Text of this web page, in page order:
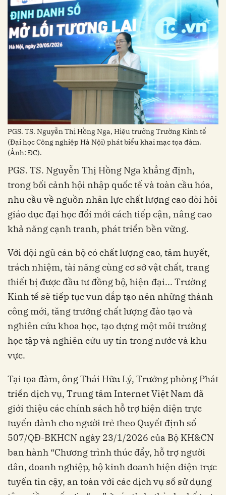
PGS. TS. Nguyễn Thị Hồng Nga, Hiệu trưởng Trường Kinh tế
(Đại học Công nghiệp Hà Nội) phát biểu khai mạc tọa đàm.
(Ảnh: ĐC).
PGS. TS. Nguyễn Thị Hồng Nga khẳng định,
trong bối cảnh hội nhập quốc tế và toàn cầu hóa,
nhu cầu về nguồn nhân lực chất lượng cao đòi hỏi
giáo dục đại học đổi mới cách tiếp cận, nâng cao
khả năng cạnh tranh, phát triển bền vững.
Với đội ngũ cán bộ có chất lượng cao, tâm huyết,
trách nhiệm, tài năng cùng cơ sở vật chất, trang
thiết bị được đầu tư đồng bộ, hiện đại... Trường
Kinh tế sẽ tiếp tục vun đắp tạo nên những thành
công mới, tăng trưởng chất lượng đào tạo và
nghiên cứu khoa học, tạo dựng một môi trường
học tập và nghiên cứu uy tín trong nước và khu
vực.
Tại tọa đàm, ông Thái Hữu Lý, Trưởng phòng Phát
triển dịch vụ, Trung tâm Internet Việt Nam đã
giới thiệu các chính sách hỗ trợ hiện diện trực
tuyến dành cho người trẻ theo Quyết định số
507/QĐ-BKHCN ngày 23/1/2026 của Bộ KH&CN
ban hành “Chương trình thúc đẩy, hỗ trợ người
dân, doanh nghiệp, hộ kinh doanh hiện diện trực
tuyến tin cậy, an toàn với các dịch vụ số sử dụng